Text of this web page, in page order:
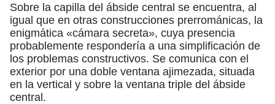
Sobre la capilla del ábside central se encuentra, al
igual que en otras construcciones prerrománicas, la
enigmática «cámara secreta», cuya presencia
probablemente respondería a una simplificación de
los problemas constructivos. Se comunica con el
exterior por una doble ventana ajimezada, situada
en la vertical y sobre la ventana triple del ábside
central.